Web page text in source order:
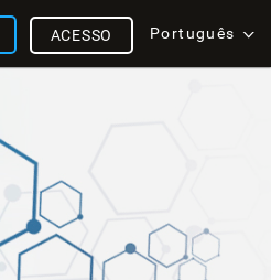
Português
ACESSO